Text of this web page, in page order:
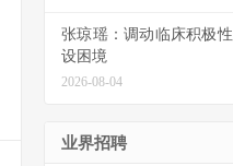
张琼瑶：调动临床积极
设困境
2026-08-04
业界招聘